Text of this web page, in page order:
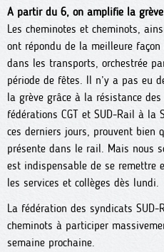
A partir du 6, on amplifie la
Les cheminotes et cheminots,
ont répondu de la meilleure
dans les transports, orchestrée
période de fêtes. Il n’y a pas eu
la grève grâce à la résistance
fédérations CGT et SUD-Rail à la
ces derniers jours, prouvent bien
présente dans le rail. Mais nous
est indispensable de se remettre
les services et collèges dès lundi.
La fédération des syndicats
cheminots à participer
semaine prochaine.